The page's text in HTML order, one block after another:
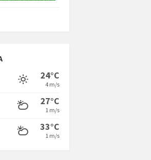
24°C
4 m/s
27°C
1 m/s
33°C
1 m/s